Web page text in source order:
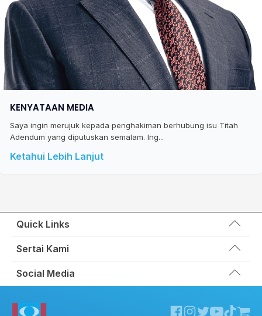
KENYATAAN MEDIA
Saya ingin merujuk kepada penghakiman berhubung isu Titah
Adendum yang diputuskan semalam. Ing...
Ketahui Lebih Lanjut
Quick Links
Wakil Rakyat
Hubungi Kami
Sumbangan
Sertai Kami
Portal Anggota KEADILAN
Social Media
Twitter KEADILAN